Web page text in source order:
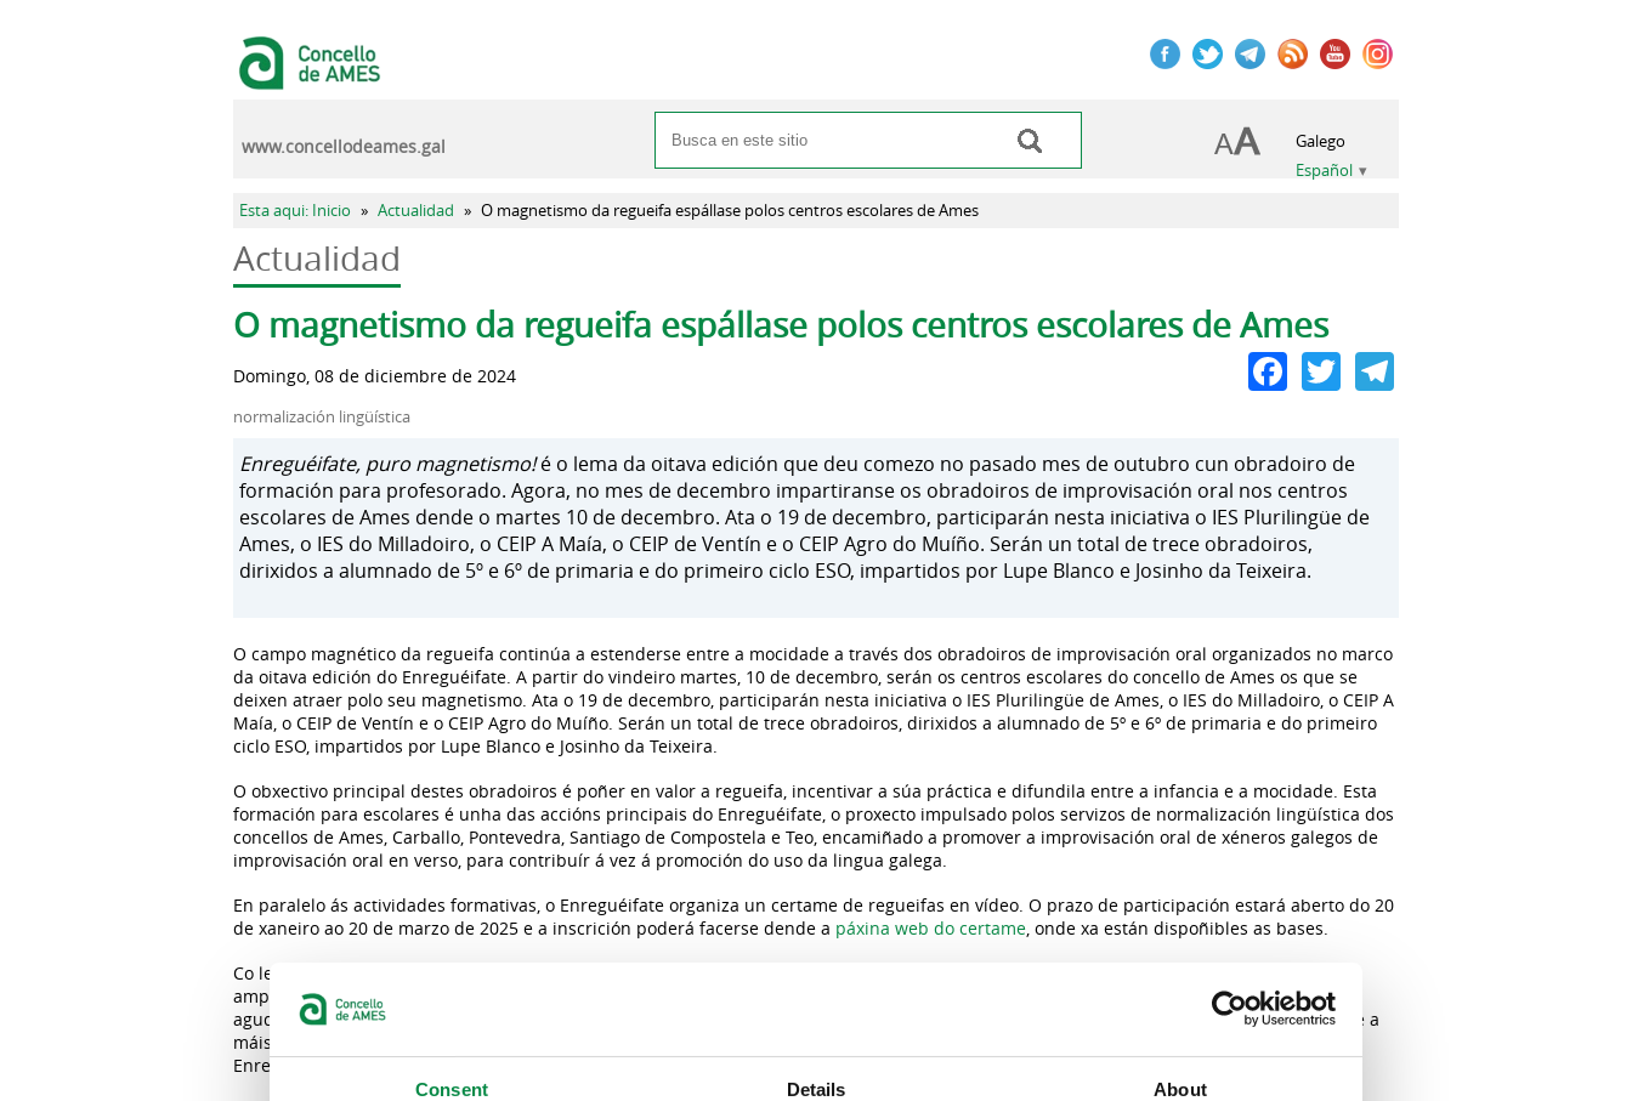
Consent Details About
Formulario de búsqueda
Buscar
Galego
Español
www.concellodeames.gal
Se encuentra usted aquí
Esta aqui: Inicio » Actualidad » O magnetismo da regueifa espállase polos centros escolares de Ames
Actualidad
Solapas principales
O magnetismo da regueifa espállase polos centros escolares de Ames
Facebook
Twitter
Domingo, 08 de diciembre de 2024
normalización lingüística
Enreguéifate, puro magnetismo!é o lema da oitava edición que deu comezo no pasado mes de outubro cun obradoiro de
formación para profesorado. Agora, no mes de decembro impartiranse os obradoiros de improvisación oral nos centros
escolares de Ames dende o martes 10 de decembro. Ata o 19 de decembro, participarán nesta iniciativa o IES Plurilingüe de
Ames, o IES do Milladoiro, o CEIP A Maía, o CEIP de Ventín e o CEIP Agro do Muíño. Serán un total de trece obradoiros,
dirixidos a alumnado de 5º e 6º de primaria e do primeiro ciclo ESO, impartidos por Lupe Blanco e Josinho da Teixeira.
O campo magnético da regueifa continúa a estenderse entre a mocidade a través dos obradoiros de improvisación oral organizados no marco
da oitava edición do Enreguéifate. A partir do vindeiro martes, 10 de decembro, serán os centros escolares do concello de Ames os que se
deixen atraer polo seu magnetismo. Ata o 19 de decembro, participarán nesta iniciativa o IES Plurilingüe de Ames, o IES do Milladoiro, o CEIP A
Maía, o CEIP de Ventín e o CEIP Agro do Muíño. Serán un total de trece obradoiros, dirixidos a alumnado de 5º e 6º de primaria e do primeiro
ciclo ESO, impartidos por Lupe Blanco e Josinho da Teixeira.
O obxectivo principal destes obradoiros é poñer en valor a regueifa, incentivar a súa práctica e difundila entre a infancia e a mocidade. Esta
formación para escolares é unha das accións principais do Enreguéifate, o proxecto impulsado polos servizos de normalización lingüística dos
concellos de Ames, Carballo, Pontevedra, Santiago de Compostela e Teo, encamiñado a promover a improvisación oral de xéneros galegos de
improvisación oral en verso, para contribuír á vez á promoción do uso da lingua galega.
En paralelo ás actividades formativas, o Enreguéifate organiza un certame de regueifas en vídeo. O prazo de participación estará aberto do 20
de xaneiro ao 20 de marzo de 2025 e a inscrición poderá facerse dende a páxina web do certame, onde xa están dispoñibles as bases.
Co lema
amplíanse de seis a oito os premios por cada unha delas. Así, amais dos xa tradicionais regueipremios para a regueifa máis brava, máis
aguda, máis diversa, máis reivindicativa, mellor cantada e mellor falada, este ano tamén haberá galardóns para a regueifa máis inclusiva e a
máis entroideira. Os galardóns entregaranse no mes de maio nunha gala que este ano volverá ser un fin de festa conxunto dos proxectos
Enreguéifate e Regueifesta.